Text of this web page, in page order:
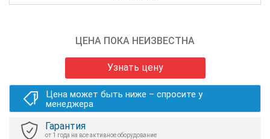
ЦЕНА ПОКА НЕИЗВЕСТНА
Узнать цену
Цена может быть ниже – спросите у
менеджера
Гарантия
от 1 года на все активное оборудование